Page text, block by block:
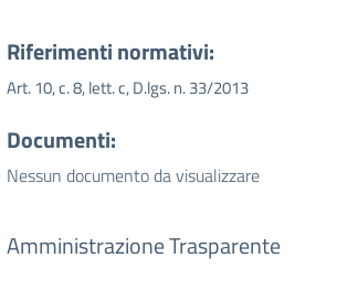
Riferimenti normativi:
Art. 10, c. 8, lett. c, D.lgs. n. 33/2013
Documenti:
Nessun documento da visualizzare
Amministrazione Trasparente